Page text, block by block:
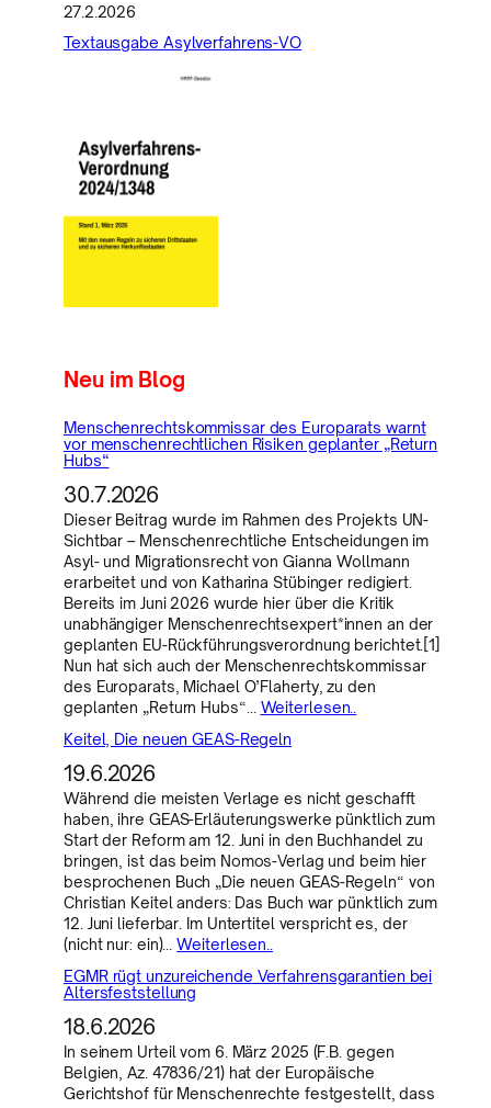
27.2.2026
Textausgabe Asylverfahrens-VO
Neu im Blog
Menschenrechtskommissar des Europarats warnt
vor menschenrechtlichen Risiken geplanter „Return
Hubs“
30.7.2026
Dieser Beitrag wurde im Rahmen des Projekts UN-
Sichtbar – Menschenrechtliche Entscheidungen im
Asyl- und Migrationsrecht von Gianna Wollmann
erarbeitet und von Katharina Stübinger redigiert.
Bereits im Juni 2026 wurde hier über die Kritik
unabhängiger Menschenrechtsexpert*innen an der
geplanten EU-Rückführungsverordnung berichtet.[1]
Nun hat sich auch der Menschenrechtskommissar
des Europarats, Michael O’Flaherty, zu den
geplanten „Return Hubs“… Weiterlesen..
Keitel, Die neuen GEAS-Regeln
19.6.2026
Während die meisten Verlage es nicht geschafft
haben, ihre GEAS-Erläuterungswerke pünktlich zum
Start der Reform am 12. Juni in den Buchhandel zu
bringen, ist das beim Nomos-Verlag und beim hier
besprochenen Buch „Die neuen GEAS-Regeln“ von
Christian Keitel anders: Das Buch war pünktlich zum
12. Juni lieferbar. Im Untertitel verspricht es, der
(nicht nur: ein)…Weiterlesen..
EGMR rügt unzureichende Verfahrensgarantien bei
Altersfeststellung
18.6.2026
In seinem Urteil vom 6. März 2025 (F.B. gegen
Belgien, Az. 47836/21) hat der Europäische
Gerichtshof für Menschenrechte festgestellt, dass